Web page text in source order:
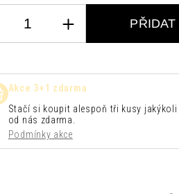
Akce 3+1 zdarma
Stačí si koupit alespoň tři kusy
od nás zdarma.
Podmínky akce